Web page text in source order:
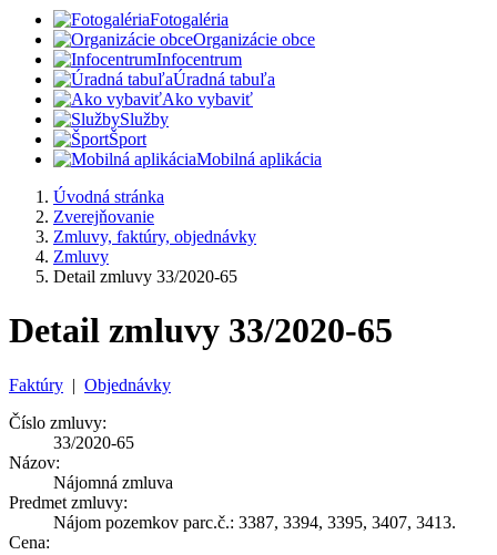
Fotogaléria
Organizácie obce
Infocentrum
Úradná tabuľa
Ako vybaviť
Služby
Šport
Mobilná aplikácia
Úvodná stránka
Zverejňovanie
Zmluvy, faktúry, objednávky
Zmluvy
Detail zmluvy 33/2020-65
Detail zmluvy 33/2020-65
Faktúry | Objednávky
Číslo zmluvy:
33/2020-65
Názov:
Nájomná zmluva
Predmet zmluvy:
Nájom pozemkov parc.č.: 3387, 3394, 3395, 3407, 3413.
Cena: